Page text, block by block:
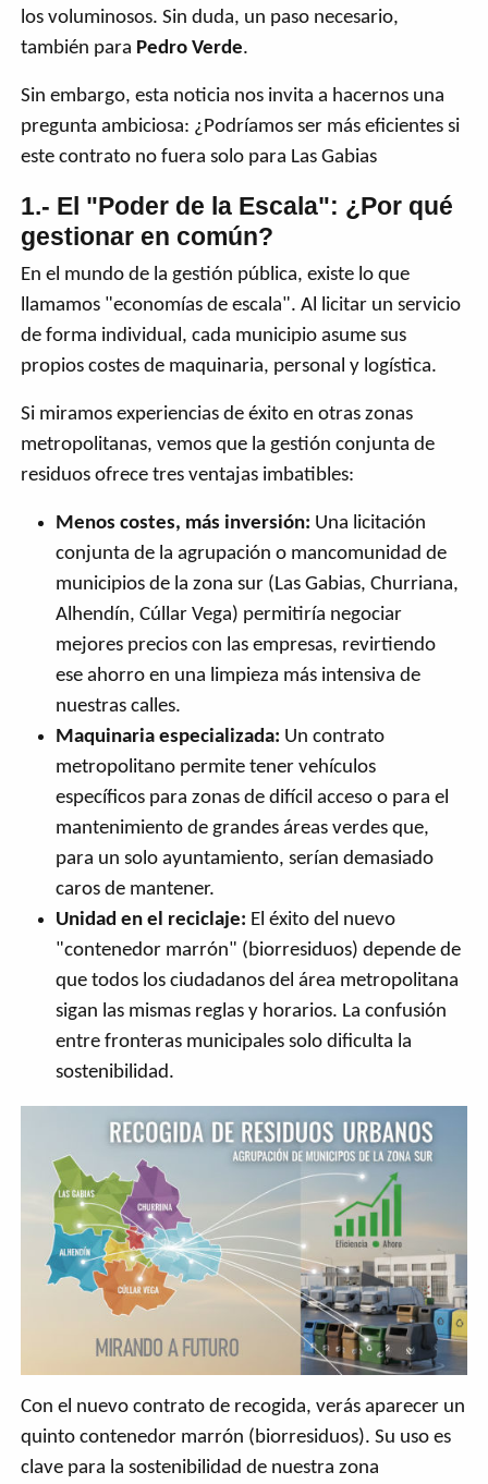
los voluminosos. Sin duda, un paso necesario,
también para Pedro Verde.
Sin embargo, esta noticia nos invita a hacernos una
pregunta ambiciosa: ¿Podríamos ser más eficientes si
este contrato no fuera solo para Las Gabias
1.- El "Poder de la Escala": ¿Por qué
gestionar en común?
En el mundo de la gestión pública, existe lo que
llamamos "economías de escala". Al licitar un servicio
de forma individual, cada municipio asume sus
propios costes de maquinaria, personal y logística.
Si miramos experiencias de éxito en otras zonas
metropolitanas, vemos que la gestión conjunta de
residuos ofrece tres ventajas imbatibles:
Menos costes, más inversión: Una licitación
conjunta de la agrupación o mancomunidad de
municipios de la zona sur (Las Gabias, Churriana,
Alhendín, Cúllar Vega) permitiría negociar
mejores precios con las empresas, revirtiendo
ese ahorro en una limpieza más intensiva de
nuestras calles.
Maquinaria especializada: Un contrato
metropolitano permite tener vehículos
específicos para zonas de difícil acceso o para el
mantenimiento de grandes áreas verdes que,
para un solo ayuntamiento, serían demasiado
caros de mantener.
Unidad en el reciclaje: El éxito del nuevo
"contenedor marrón" (biorresiduos) depende de
que todos los ciudadanos del área metropolitana
sigan las mismas reglas y horarios. La confusión
entre fronteras municipales solo dificulta la
sostenibilidad.
Con el nuevo contrato de recogida, verás aparecer un
quinto contenedor marrón (biorresiduos). Su uso es
clave para la sostenibilidad de nuestra zona